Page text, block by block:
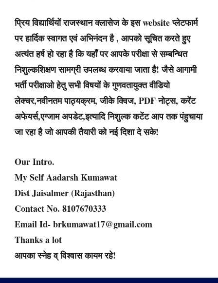
प्रिय विद्यार्थियों राजस्थान क्लासेज के इस website प्लेटफार्म
पर हार्दिक स्वागत एवं अभिनंदन है , आपको सूचित करते हुए
अत्यंत हर्ष हो रहा है कि यहाँ पर आपके परीक्षा से सम्बन्धित
निशुल्कशिक्षण सामग्री उपलब्ध करवाया जाता है! जैसे आगामी
भर्ती परीक्षाओ हेतु सभी विषयों के गुणवतायुक्त वीडियो
लेक्चर,नवीनतम पाठ्यक्रम, जीके क्विज, PDF नोट्स, करेंट
अफेयर्स,एग्जाम अपडेट,इत्यादि निशुल्क कटेंट आप तक पंहुचाया
जा रहा है जो आपकी तैयारी को नई दिशा दे सके!
Our Intro.
My Self Aadarsh Kumawat
Dist Jaisalmer (Rajasthan)
Contact No. 8107670333
Email Id- brkumawat17@gmail.com
Thanks a lot
आपका स्नेह व् विश्वास कायम रहे!